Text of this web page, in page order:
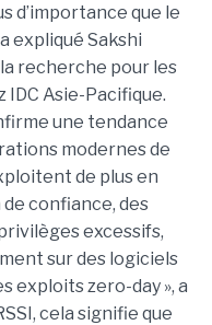
d’importance que le
expliqué Sakshi
recherche pour les
Asie-Pacifique.
une tendance
modernes de
de plus en
confiance, des
excessifs,
sur des logiciels
exploits zero-day », a
cela signifie que